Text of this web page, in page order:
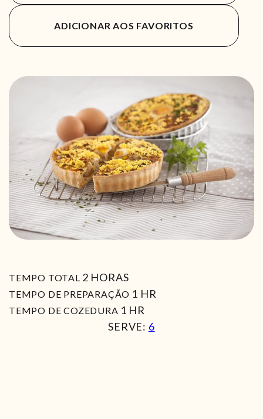
ADICIONAR AOS FAVORITOS
TEMPO TOTAL 2HORAS
HORAS
TEMPO DE PREPARAÇÃO 1 HORA
HR
TEMPO DE COZEDURA 1 HORA
HR
SERVE: 6